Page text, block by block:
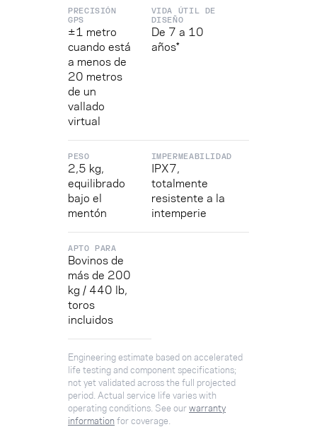
PRECISIÓN
GPS
±1 metro
cuando está
a menos de
20 metros
de un
vallado
virtual
VIDA ÚTIL DE
DISEÑO
De 7 a 10
años*
PESO
2,5 kg,
equilibrado
bajo el
mentón
IMPERMEABILIDAD
IPX7,
totalmente
resistente a la
intemperie
APTO PARA
Bovinos de
más de 200
kg / 440 lb,
toros
incluidos
Engineering estimate based on accelerated
life testing and component specifications;
not yet validated across the full projected
period. Actual service life varies with
operating conditions. See ourwarranty
information for coverage.